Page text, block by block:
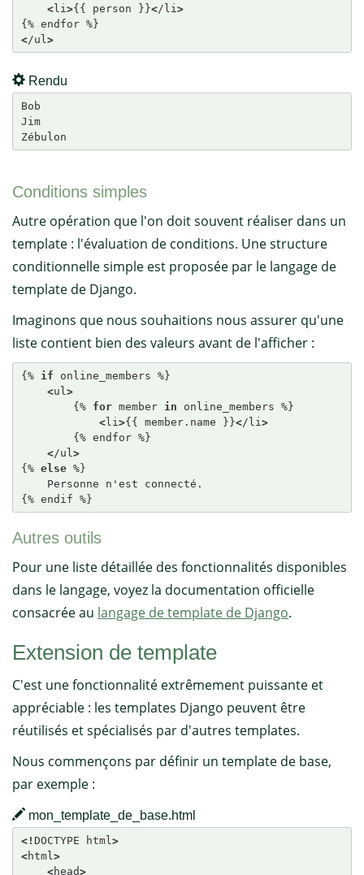
< li>{{ person }}</li>
</ul>
Rendu
Bob
Jim
Zébulon
Conditions simples
Autre opération que l'on doit souvent réaliser dans un
template : l'évaluation de conditions. Une structure
conditionnelle simple est proposée par le langage de
template de Django.
Imaginons que nous souhaitions nous assurer qu'une
liste contient bien des valeurs avant de l'afficher :
{% if online_members %}
<ul>
        {%
for member in online_members %}
< li>{{ member.name }}</li>
</ul>
{% else %}
{% endif %}
Autres outils
Pour une liste détaillée des fonctionnalités disponibles
dans le langage, voyez la documentation officielle
consacrée au langage de template de Django.
Extension de template
C'est une fonctionnalité extrêmement puissante et
appréciable : les templates Django peuvent être
réutilisés et spécialisés par d'autres templates.
Nous commençons par définir un template de base,
par exemple :
mon_template_de_base.html
< ! DOCTYPE html>
<html>
<head>